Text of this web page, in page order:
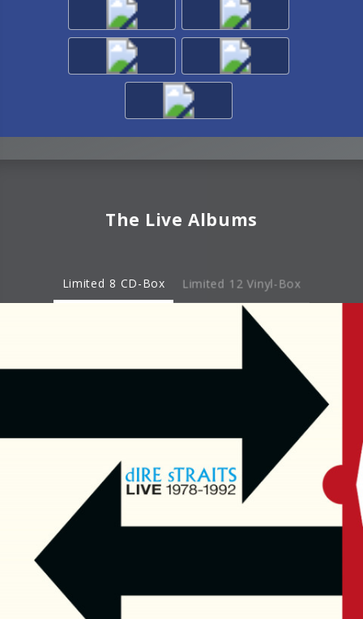
The Live Albums
Limited 8 CD-Box Limited 12 Vinyl-Box